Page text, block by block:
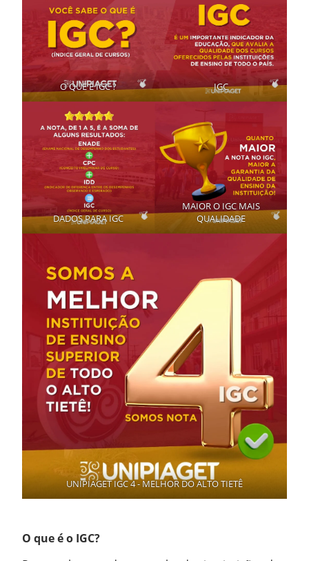
O QUE É IGC ? IGC
DADOS PARA IGC
MAIOR O IGC MAIS
QUALIDADE
UNIPIAGET IGC 4 - MELHOR DO ALTO TIETÊ
O que é o IGC?